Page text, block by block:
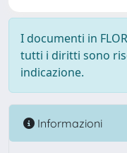
I documenti in
tutti i diritti sono
indicazione.
Informazioni